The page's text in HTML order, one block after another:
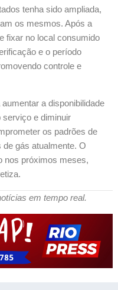
tenha sido ampliada,
os mesmos. Após a
fixar no local consumido
e o período
controle e
a disponibilidade
serviço e diminuir
os padrões de
gás atualmente. O
nos próximos meses,
em tempo real.